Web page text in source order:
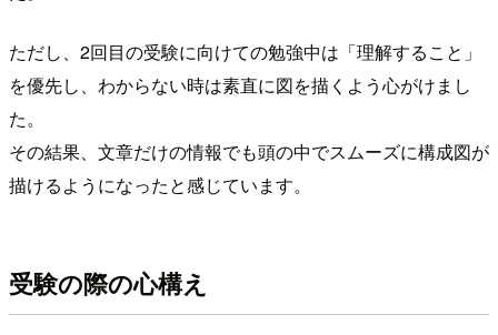
ただし、2回目の受験に向けての勉強中は「理解すること」
を優先し、わからない時は素直に図を描くよう心がけまし
た。
その結果、文章だけの情報でも頭の中でスムーズに構成図が
描けるようになったと感じています。
受験の際の心構え